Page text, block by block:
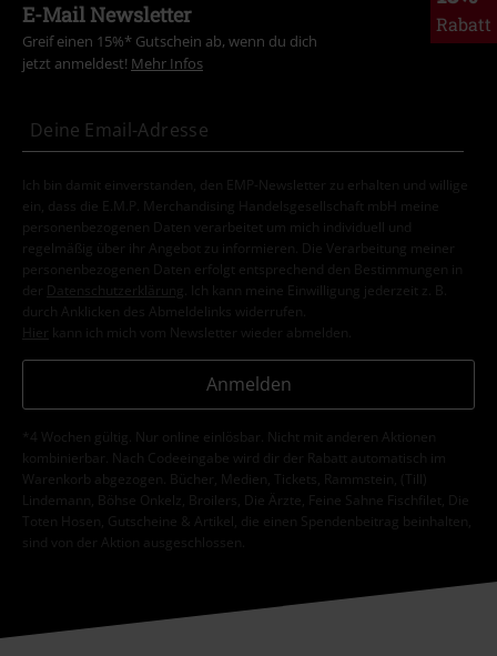
Rabatt
E-Mail Newsletter
Greif einen 15%* Gutschein ab, wenn du dich
jetzt anmeldest! Mehr Infos
Ich bin damit einverstanden, den EMP-Newsletter zu erhalten und willige
ein, dass die E.M.P. Merchandising Handelsgesellschaft mbH meine
personenbezogenen Daten verarbeitet um mich individuell und
regelmäßig über ihr Angebot zu informieren. Die Verarbeitung meiner
personenbezogenen Daten erfolgt entsprechend den Bestimmungen in
der
Datenschutzerklärung
. Ich kann meine Einwilligung jederzeit z. B.
durch Anklicken des Abmeldelinks widerrufen.
Hier kann ich mich vom Newsletter wieder abmelden.
Anmelden
*4 Wochen gültig. Nur online einlösbar. Nicht mit anderen Aktionen
kombinierbar. Nach Codeeingabe wird dir der Rabatt automatisch im
Warenkorb abgezogen. Bücher, Medien, Tickets, Rammstein, (Till)
Lindemann, Böhse Onkelz, Broilers, Die Ärzte, Feine Sahne Fischfilet, Die
Toten Hosen, Gutscheine & Artikel, die einen Spendenbeitrag beinhalten,
sind von der Aktion ausgeschlossen.